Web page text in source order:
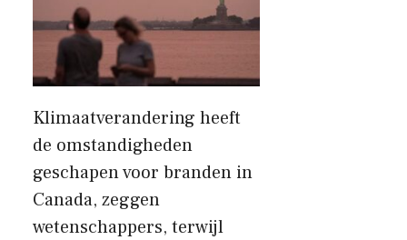
Klimaatverandering heeft
de omstandigheden
geschapen voor branden in
Canada, zeggen
wetenschappers, terwijl